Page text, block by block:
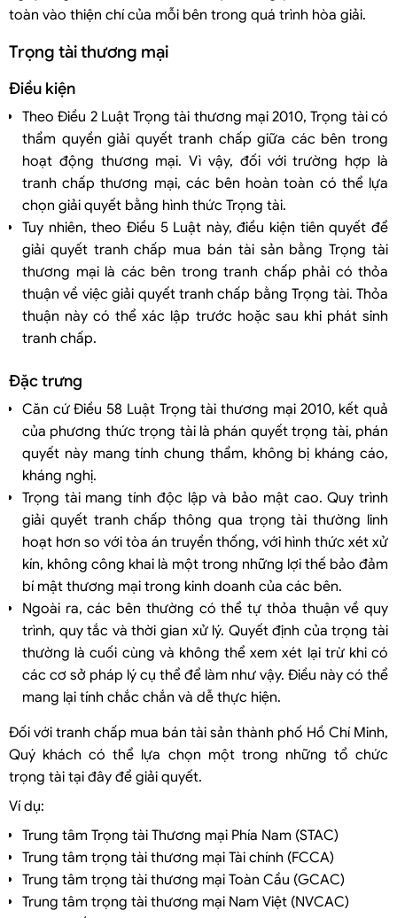
toàn vào thiện chí của mỗi bên trong quá trình hòa giải.
Trọng tài thương mại
Điều kiện
Theo Điều 2 Luật Trọng tài thương mại 2010, Trọng tài có
thẩm quyền giải quyết tranh chấp giữa các bên trong
hoạt động thương mại. Vì vậy, đối với trường hợp là
tranh chấp thương mại, các bên hoàn toàn có thể lựa
chọn giải quyết bằng hình thức Trọng tài.
Tuy nhiên, theo Điều 5 Luật này, điều kiện tiên quyết để
giải quyết tranh chấp mua bán tài sản bằng Trọng tài
thương mại là các bên trong tranh chấp phải có thỏa
thuận về việc giải quyết tranh chấp bằng Trọng tài. Thỏa
thuận này có thể xác lập trước hoặc sau khi phát sinh
tranh chấp.
Đặc trưng
Căn cứ Điều 58 Luật Trọng tài thương mại 2010, kết quả
của phương thức trọng tài là phán quyết trọng tài, phán
quyết này mang tính chung thẩm, không bị kháng cáo,
kháng nghị.
Trọng tài mang tính độc lập và bảo mật cao. Quy trình
giải quyết tranh chấp thông qua trọng tài thường linh
hoạt hơn so với tòa án truyền thống, với hình thức xét xử
kín, không công khai là một trong những lợi thế bảo đảm
bí mật thương mại trong kinh doanh của các bên.
Ngoài ra, các bên thường có thể tự thỏa thuận về quy
trình, quy tắc và thời gian xử lý. Quyết định của trọng tài
thường là cuối cùng và không thể xem xét lại trừ khi có
các cơ sở pháp lý cụ thể để làm như vậy. Điều này có thể
mang lại tính chắc chắn và dễ thực hiện.
Đối với tranh chấp mua bán tài sản thành phố Hồ Chí Minh,
Quý khách có thể lựa chọn một trong những tổ chức
trọng tài tại đây để giải quyết.
Ví dụ:
Trung tâm Trọng tài Thương mại Phía Nam (STAC)
Trung tâm trọng tài thương mại Tài chính (FCCA)
Trung tâm trọng tài thương mại Toàn Cầu (GCAC)
Trung tâm trọng tài thương mại Nam Việt (NVCAC)